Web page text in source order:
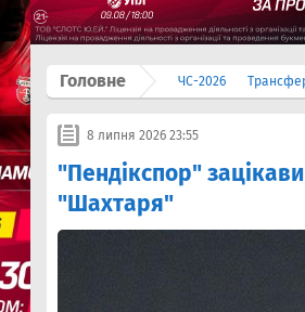
Головне ЧС-2026
8 липня 2026 23:55
"Пендікспор"
"Шахтаря"